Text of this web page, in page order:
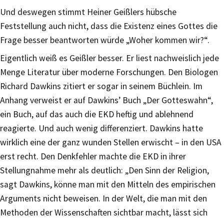
Und deswegen stimmt Heiner Geißlers hübsche
Feststellung auch nicht, dass die Existenz eines Gottes die
Frage besser beantworten würde „Woher kommen wir?“.
Eigentlich weiß es Geißler besser. Er liest nachweislich jede
Menge Literatur über moderne Forschungen. Den Biologen
Richard Dawkins zitiert er sogar in seinem Büchlein. Im
Anhang verweist er auf Dawkins’ Buch „Der Gotteswahn“,
ein Buch, auf das auch die EKD heftig und ablehnend
reagierte. Und auch wenig differenziert. Dawkins hatte
wirklich eine der ganz wunden Stellen erwischt – in den USA
erst recht. Den Denkfehler machte die EKD in ihrer
Stellungnahme mehr als deutlich: „Den Sinn der Religion,
sagt Dawkins, könne man mit den Mitteln des empirischen
Arguments nicht beweisen. In der Welt, die man mit den
Methoden der Wissenschaften sichtbar macht, lässt sich